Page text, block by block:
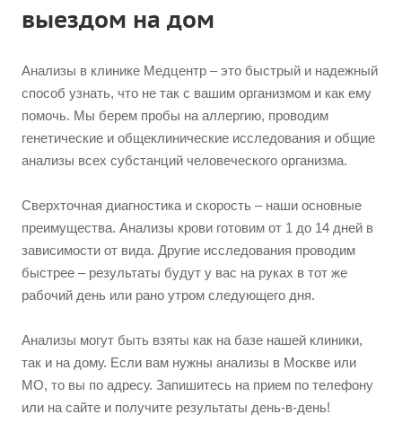
выездом на дом
Анализы в клинике Медцентр – это быстрый и надежный
способ узнать, что не так с вашим организмом и как ему
помочь. Мы берем пробы на аллергию, проводим
генетические и общеклинические исследования и общие
анализы всех субстанций человеческого организма.
Сверхточная диагностика и скорость – наши основные
преимущества. Анализы крови готовим от 1 до 14 дней в
зависимости от вида. Другие исследования проводим
быстрее – результаты будут у вас на руках в тот же
рабочий день или рано утром следующего дня.
Анализы могут быть взяты как на базе нашей клиники,
так и на дому. Если вам нужны анализы в Москве или
МО, то вы по адресу. Запишитесь на прием по телефону
или на сайте и получите результаты день-в-день!